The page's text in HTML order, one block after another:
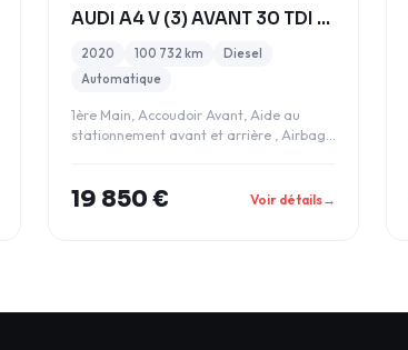
AUDI A4 V (3) AVANT 30 TDI BUSINESS LINE S TRONIC
2020 100 732 km
Diesel
Automatique
1ère Main, Accoudoir Avant, Aide au
stationnement avant et arrière , Airbag
19 850 € Voir détails→